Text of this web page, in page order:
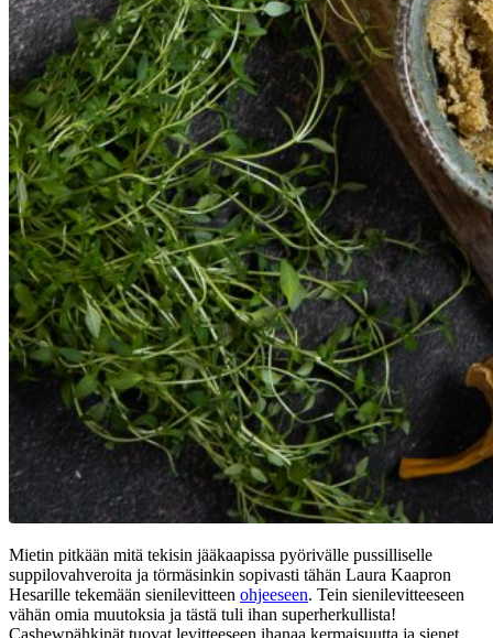
Mietin pitkään mitä tekisin jääkaapissa pyörivälle pussilliselle
suppilovahveroita ja törmäsinkin sopivasti tähän Laura Kaapron
Hesarille tekemään sienilevitteen ohjeeseen. Tein sienilevitteeseen
vähän omia muutoksia ja tästä tuli ihan superherkullista!
Cashewpähkinät tuovat levitteeseen ihanaa kermaisuutta ja sienet